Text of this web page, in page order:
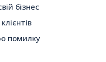
бізнес
помилку